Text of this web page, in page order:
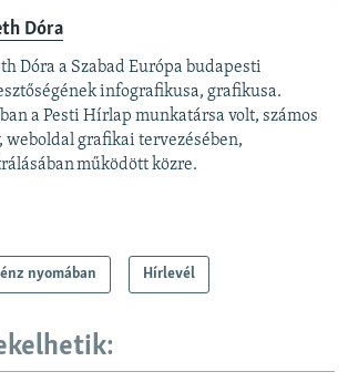
Dóra
Dóra a Szabad Európa budapesti
infografikusa, grafikusa.
a Pesti Hírlap munkatársa volt, számos
weboldal grafikai tervezésében,
működött közre.
nyomában Hírlevél